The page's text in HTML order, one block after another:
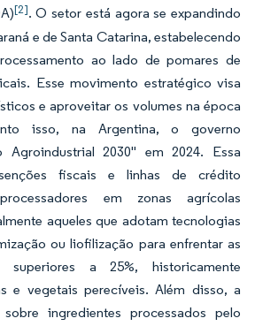
[2]. O setor está agora se expandindo
e de Santa Catarina, estabelecendo
ao lado de pomares de
Esse movimento estratégico visa
e aproveitar os volumes na época
isso, na Argentina, o governo
Agroindustrial 2030" em 2024. Essa
fiscais e linhas de crédito
em zonas agrícolas
aqueles que adotam tecnologias
ou liofilização para enfrentar as
superiores a 25%, historicamente
e vegetais perecíveis. Além disso, a
ingredientes processados pelo